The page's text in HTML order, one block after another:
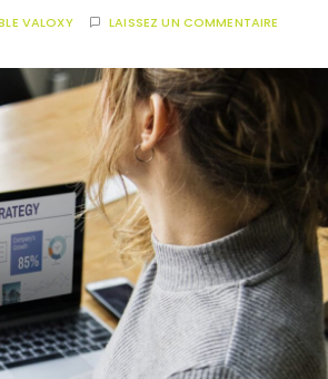
VALOXY LAISSEZ UN COMMENTAIRE